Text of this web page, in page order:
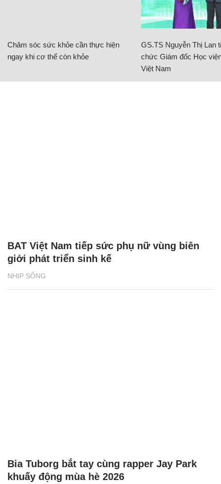
Chăm sóc sức khỏe cần thực hiện
ngay khi cơ thể còn khỏe
GS.TS Nguyễn Thị Lan
chức Giám đốc Học
Việt Nam
NHỊP SỐNG
BAT Việt Nam tiếp sức phụ nữ vùng biên
giới phát triển sinh kế
Bia Tuborg bắt tay cùng rapper Jay Park
khuấy động mùa hè 2026